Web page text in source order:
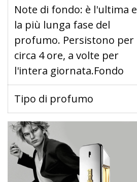
Note di fondo: è l'ultima e
la più lunga fase del
profumo. Persistono per
circa 4 ore, a volte per
l'intera giornata.Fondo
Tipo di profumo